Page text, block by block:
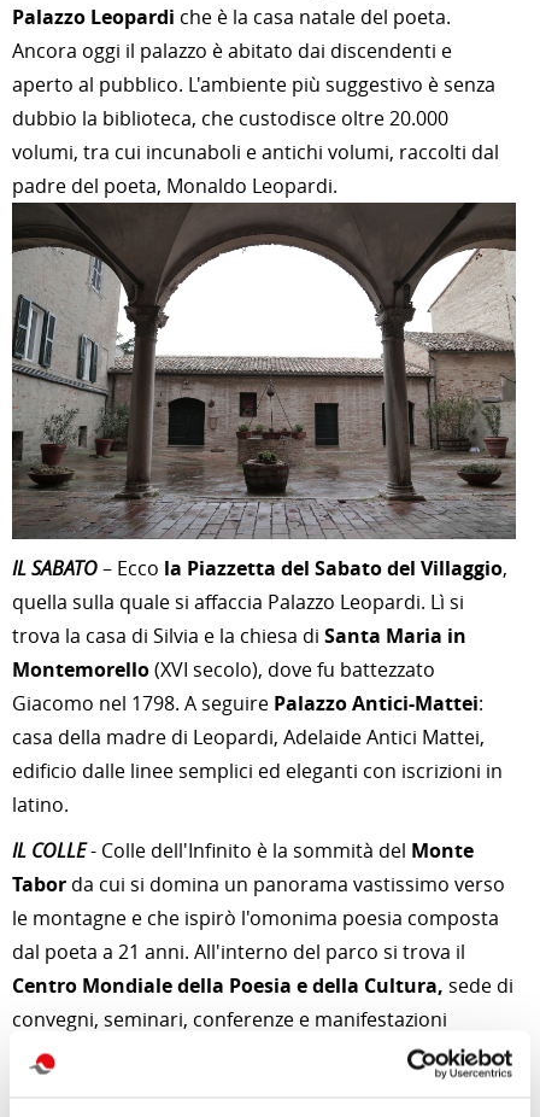
Palazzo Leopardi che è la casa natale del poeta.
Ancora oggi il palazzo è abitato dai discendenti e
aperto al pubblico. L'ambiente più suggestivo è senza
dubbio la biblioteca, che custodisce oltre 20.000
volumi, tra cui incunaboli e antichi volumi, raccolti dal
padre del poeta, Monaldo Leopardi.
IL SABATO– Ecco la Piazzetta del Sabato del Villaggio,
quella sulla quale si affaccia Palazzo Leopardi. Lì si
trova la casa di Silvia e la chiesa di Santa Maria in
Montemorello(XVI secolo), dove fu battezzato
Giacomo nel 1798. A seguire Palazzo Antici-Mattei:
casa della madre di Leopardi, Adelaide Antici Mattei,
edificio dalle linee semplici ed eleganti con iscrizioni in
latino.
IL COLLE- Colle dell'Infinito è la sommità del Monte
Tabor da cui si domina un panorama vastissimo verso
le montagne e che ispirò l'omonima poesia composta
dal poeta a 21 anni. All'interno del parco si trova il
Centro Mondiale della Poesia e della Cultura, sede di
convegni, seminari, conferenze e manifestazioni
culturali.